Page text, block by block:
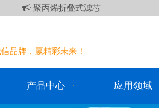
聚丙烯折叠式滤芯
品牌，赢精彩未来！
产品中心 应用领域